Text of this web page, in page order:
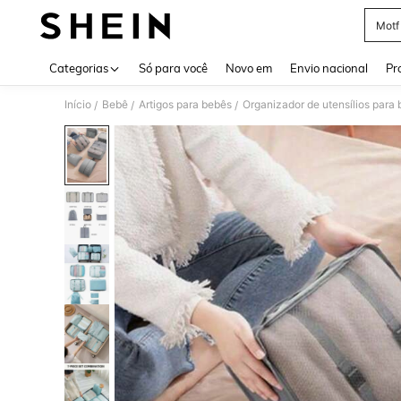
Motf
Categorias Só para você Novo em Envio nacional
Início / Bebê / Artigos para bebês / Organizador de utensílios para